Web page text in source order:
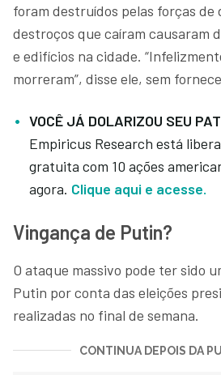
foram destruídos pelas forças de
destroços que caíram causaram
e edifícios na cidade.
morreram”, disse ele, sem
VOCÊ JÁ DOLARIZOU SEU
Empiricus Research está
gratuita com 10 ações
agora. Clique aqui e acesse.
Vingança de Putin?
O ataque massivo pode ter sido
Putin por conta das eleições
realizadas no final de semana.
CONTINUA DEPOIS DA